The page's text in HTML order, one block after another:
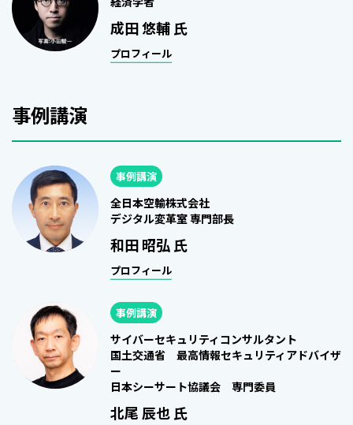
成田 悠輔 氏
プロフィール
事例講演
事例講演
全日本空輸株式会社
デジタル変革室 専門部長
和田 昭弘 氏
プロフィール
事例講演
サイバーセキュリティコンサルタント
国土交通省 最高情報セキュリティアドバイザ
ー
日本シーサート協議会 専門委員
北尾 辰也 氏